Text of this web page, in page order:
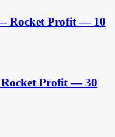
Rocket Profit — 10
Profit — 30